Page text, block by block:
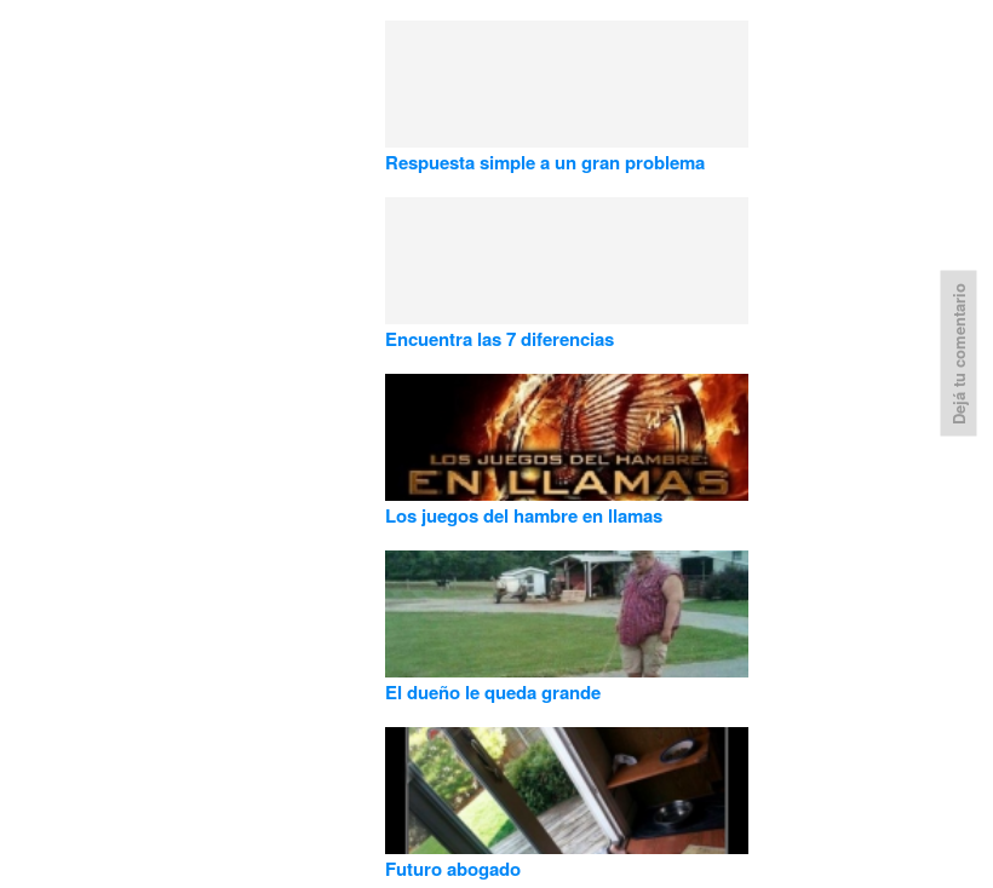
Respuesta simple a un gran problema
Encuentra las 7 diferencias
Los juegos del hambre en llamas
El dueño le queda grande
Futuro abogado
Dejá tu comentario